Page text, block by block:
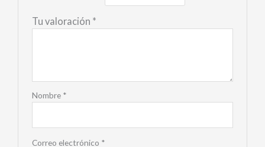
Tu valoración *
Nombre *
Correo electrónico *